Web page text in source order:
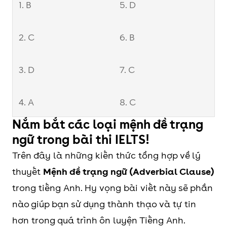
1. B
2. C
3. D
4. A
5. D
6. B
7. C
8. C
Nắm bắt các loại mệnh đề trạng
ngữ trong bài thi IELTS!
Trên đây là những kiến thức tổng hợp về lý
thuyết Mệnh đề trạng ngữ (Adverbial Clause)
trong tiếng Anh. Hy vọng bài viết này sẽ phần
nào giúp bạn sử dụng thành thạo và tự tin
hơn trong quá trình ôn luyện Tiếng Anh.